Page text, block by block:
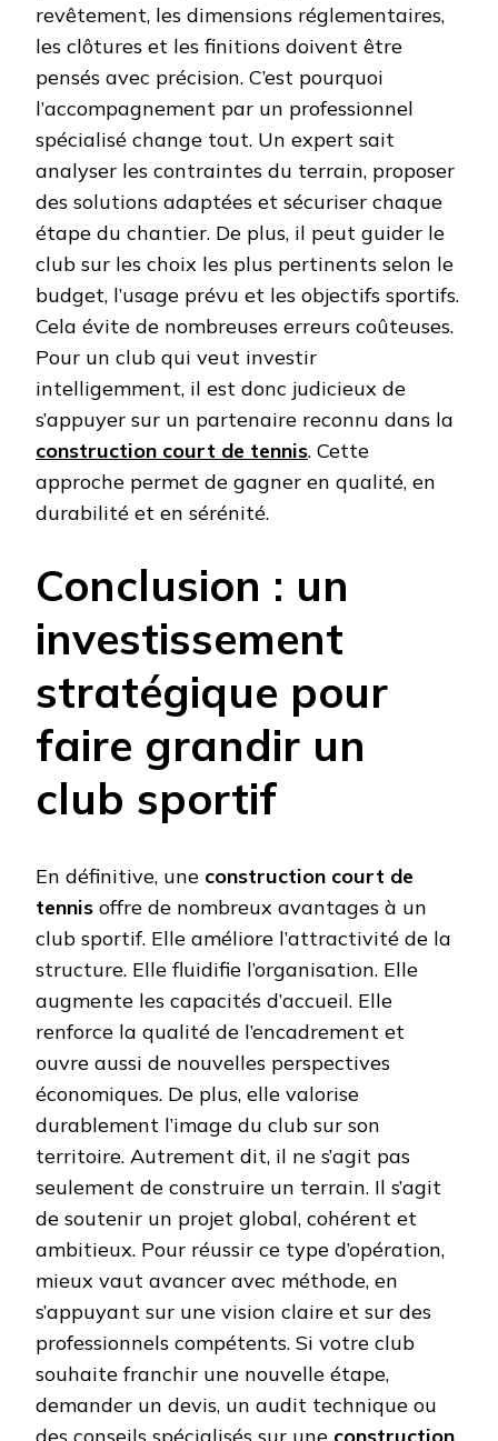
revêtement, les dimensions réglementaires,
les clôtures et les finitions doivent être
pensés avec précision. C’est pourquoi
l’accompagnement par un professionnel
spécialisé change tout. Un expert sait
analyser les contraintes du terrain, proposer
des solutions adaptées et sécuriser chaque
étape du chantier. De plus, il peut guider le
club sur les choix les plus pertinents selon le
budget, l’usage prévu et les objectifs sportifs.
Cela évite de nombreuses erreurs coûteuses.
Pour un club qui veut investir
intelligemment, il est donc judicieux de
s’appuyer sur un partenaire reconnu dans la
construction court de tennis. Cette
approche permet de gagner en qualité, en
durabilité et en sérénité.
Conclusion : un
investissement
stratégique pour
faire grandir un
club sportif
En définitive, une construction court de
tennis offre de nombreux avantages à un
club sportif. Elle améliore l’attractivité de la
structure. Elle fluidifie l’organisation. Elle
augmente les capacités d’accueil. Elle
renforce la qualité de l’encadrement et
ouvre aussi de nouvelles perspectives
économiques. De plus, elle valorise
durablement l’image du club sur son
territoire. Autrement dit, il ne s’agit pas
seulement de construire un terrain. Il s’agit
de soutenir un projet global, cohérent et
ambitieux. Pour réussir ce type d’opération,
mieux vaut avancer avec méthode, en
s’appuyant sur une vision claire et sur des
professionnels compétents. Si votre club
souhaite franchir une nouvelle étape,
demander un devis, un audit technique ou